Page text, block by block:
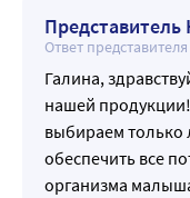
Представитель
Ответ
Галина,
нашей
выбираем только
обеспечить все
организма